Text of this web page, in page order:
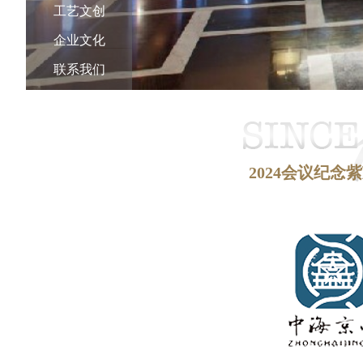
工艺文创
企业文化
联系我们
2024会议纪念